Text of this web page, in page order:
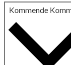
Kommende